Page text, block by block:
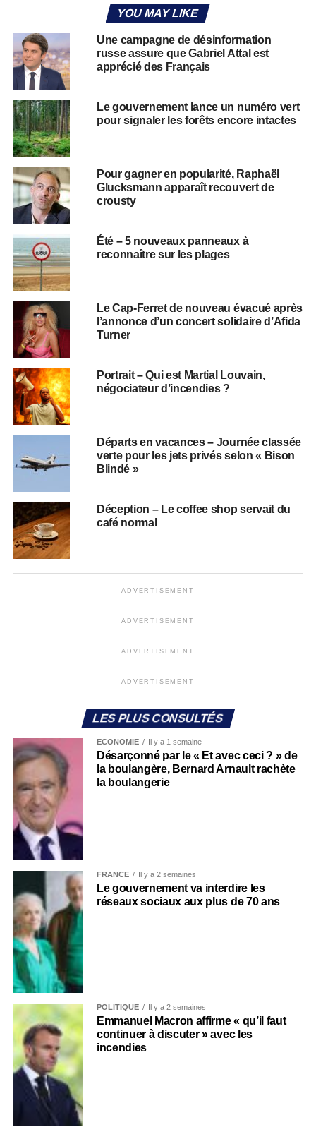
YOU MAY LIKE
Une campagne de désinformation
russe assure que Gabriel Attal est
apprécié des Français
Le gouvernement lance un numéro vert
pour signaler les forêts encore intactes
Pour gagner en popularité, Raphaël
Glucksmann apparaît recouvert de
crousty
Été – 5 nouveaux panneaux à
reconnaître sur les plages
Le Cap-Ferret de nouveau évacué après
l’annonce d’un concert solidaire d’Afida
Turner
Portrait – Qui est Martial Louvain,
négociateur d’incendies ?
Départs en vacances – Journée classée
verte pour les jets privés selon « Bison
Blindé »
Déception – Le coffee shop servait du
café normal
ADVERTISEMENT
ADVERTISEMENT
ADVERTISEMENT
ADVERTISEMENT
LES PLUS CONSULTÉS
ECONOMIE Il y a 1 semaine
Désarçonné par le « Et avec ceci ? » de
la boulangère, Bernard Arnault rachète
la boulangerie
FRANCE Il y a 2 semaines
Le gouvernement va interdire les
réseaux sociaux aux plus de 70 ans
POLITIQUE Il y a 2 semaines
Emmanuel Macron affirme « qu’il faut
continuer à discuter » avec les
incendies